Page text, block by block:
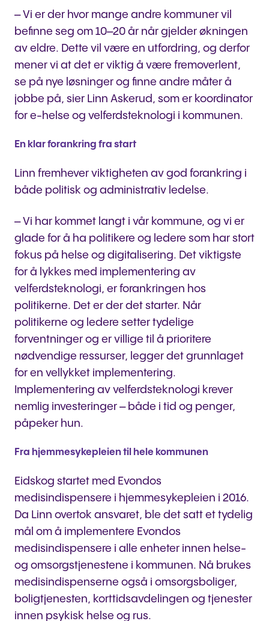
– Vi er der hvor mange andre kommuner vil
befinne seg om 10–20 år når gjelder økningen
av eldre. Dette vil være en utfordring, og derfor
mener vi at det er viktig å være fremoverlent,
se på nye løsninger og finne andre måter å
jobbe på, sier Linn Askerud, som er koordinator
for e-helse og velferdsteknologi i kommunen.
En klar forankring fra start
Linn fremhever viktigheten av god forankring i
både politisk og administrativ ledelse.
– Vi har kommet langt i vår kommune, og vi er
glade for å ha politikere og ledere som har stort
fokus på helse og digitalisering. Det viktigste
for å lykkes med implementering av
velferdsteknologi, er forankringen hos
politikerne. Det er der det starter. Når
politikerne og ledere setter tydelige
forventninger og er villige til å prioritere
nødvendige ressurser, legger det grunnlaget
for en vellykket implementering.
Implementering av velferdsteknologi krever
nemlig investeringer – både i tid og penger,
påpeker hun.
Fra hjemmesykepleien til hele kommunen
Eidskog startet med Evondos
medisindispensere i hjemmesykepleien i 2016.
Da Linn overtok ansvaret, ble det satt et tydelig
mål om å implementere Evondos
medisindispensere i alle enheter innen helse-
og omsorgstjenestene i kommunen. Nå brukes
medisindispenserne også i omsorgsboliger,
boligtjenesten, korttidsavdelingen og tjenester
innen psykisk helse og rus.